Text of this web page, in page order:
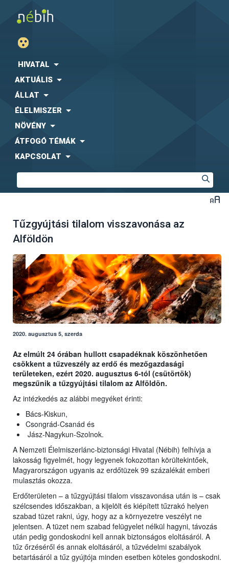
HIVATAL
AKTUÁLIS
ÁLLAT
ÉLELMISZER
NÖVÉNY
ÁTFOGÓ TÉMÁK
KAPCSOLAT
Tűzgyújtási tilalom visszavonása az
Alföldön
2020. augusztus 5, szerda
Az elmúlt 24 órában hullott csapadéknak köszönhetően
csökkent a tűzveszély az erdő és mezőgazdasági
területeken, ezért 2020. augusztus 6-tól (csütörtök)
megszűnik a tűzgyújtási tilalom az Alföldön.
Az intézkedés az alábbi megyéket érinti:
Bács-Kiskun,
Csongrád-Csanád és
Jász-Nagykun-Szolnok.
A Nemzeti Élelmiszerlánc-biztonsági Hivatal (Nébih) felhívja a
lakosság figyelmét, hogy legyenek fokozottan körültekintőek,
Magyarországon ugyanis az erdőtüzek 99 százalékát emberi
mulasztás okozza.
Erdőterületen – a tűzgyújtási tilalom visszavonása után is – csak
szélcsendes időszakban, a kijelölt és kiépített tűzrakó helyen
szabad tüzet rakni, úgy, hogy az a környezetre veszélyt ne
jelentsen. A tüzet nem szabad felügyelet nélkül hagyni, távozás
után pedig gondoskodni kell annak biztonságos eloltásáról. A
tűz őrzéséről és annak eloltásáról, a tűzvédelmi szabályok
betartásáról a tűz gyújtója minden esetben köteles gondoskodni.